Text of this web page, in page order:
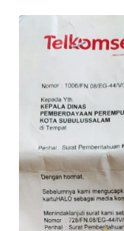
HUKRIM
PERISTIWA
Informasi
INDEKS
BERITA